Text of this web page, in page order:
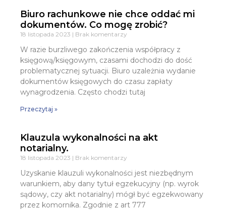
Biuro rachunkowe nie chce oddać mi
dokumentów. Co mogę zrobić?
18 listopada 2023 Brak komentarzy
W razie burzliwego zakończenia współpracy z
księgową/księgowym, czasami dochodzi do dość
problematycznej sytuacji. Biuro uzależnia wydanie
dokumentów księgowych do czasu zapłaty
wynagrodzenia. Często chodzi tutaj
Przeczytaj »
Klauzula wykonalności na akt
notarialny.
18 listopada 2023 Brak komentarzy
Uzyskanie klauzuli wykonalności jest niezbędnym
warunkiem, aby dany tytuł egzekucyjny (np. wyrok
sądowy, czy akt notarialny) mógł być egzekwowany
przez komornika. Zgodnie z art 777